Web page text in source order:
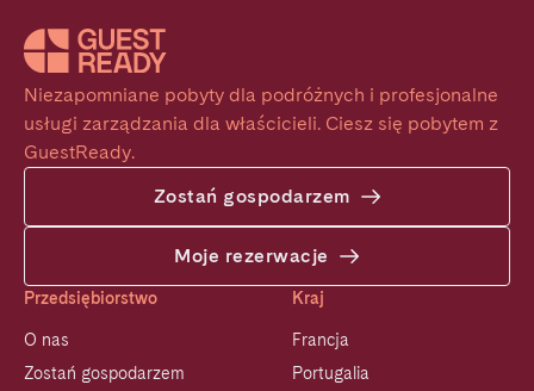
Niezapomniane pobyty dla podróżnych i profesjonalne
usługi zarządzania dla właścicieli. Ciesz się pobytem z
GuestReady.
Zostań gospodarzem
Moje rezerwacje
Przedsiębiorstwo
O nas
Zostań gospodarzem
Kraj
Francja
Portugalia